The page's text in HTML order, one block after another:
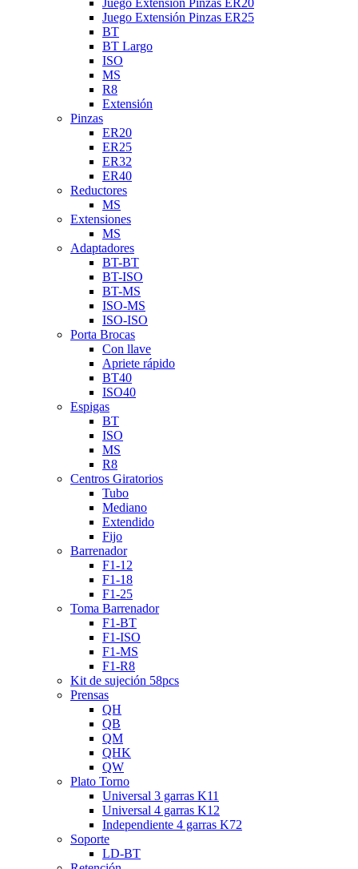
Juego Extensión Pinzas ER25
BT
BT Largo
ISO
MS
R8
Extensión
Pinzas
ER20
ER25
ER32
ER40
Reductores
MS
Extensiones
MS
Adaptadores
BT-BT
BT-ISO
BT-MS
ISO-MS
ISO-ISO
Porta Brocas
Con llave
Apriete rápido
BT40
ISO40
Espigas
BT
ISO
MS
R8
Centros Giratorios
Tubo
Mediano
Extendido
Fijo
Barrenador
F1-12
F1-18
F1-25
Toma Barrenador
F1-BT
F1-ISO
F1-MS
F1-R8
Kit de sujeción 58pcs
Prensas
QH
QB
QM
QHK
QW
Plato Torno
Universal 3 garras K11
Universal 4 garras K12
Independiente 4 garras K72
Soporte
LD-BT